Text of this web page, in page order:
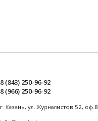
8 (843) 250-96-92
8 (966) 250-96-92
г. Казань, ул. Журналистов 52, оф.8